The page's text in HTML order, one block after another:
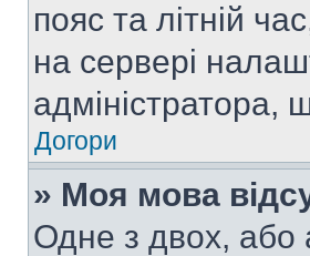
пояс та літній
на сервері
адміністратора,
Догори
» Моя мова
Одне з двох, або